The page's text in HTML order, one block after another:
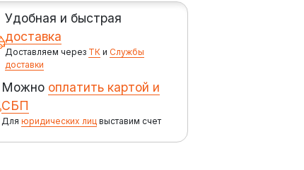
Удобная и быстрая
доставка
Доставляем через ТКи Службы
доставки
Можно оплатить картой и
СБП
Для юридических лицвыставим счет